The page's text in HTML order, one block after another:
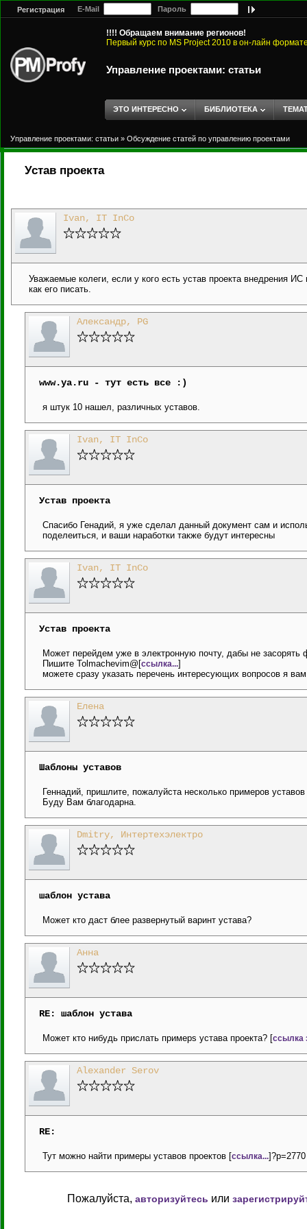
Регистрация E-Mail Пароль
!!!! Обращаем внимание регионов!
Первый курс по MS Project 2010 в он-лайн
Управление проектами: статьи
ЭТО ИНТЕРЕСНО БИБЛИОТЕКА
Управление проектами: статьи » Обсуждение статей по управлению проектами
Устав проекта
Ivan, IT InCo
Уважаемые колеги, если у кого есть устав проекта внедрения
как его писать.
Александр, PG
www.ya.ru - тут есть все :)
я штук 10 нашел, различных уставов.
Ivan, IT InCo
Устав проекта
Спасибо Генадий, я уже сделал данный документ сам и
поделеиться, и ваши наработки также будут интересны
Ivan, IT InCo
Устав проекта
Может перейдем уже в электронную почту, дабы не засорять
Пишите Tolmachevim@[ссылка...]
можете сразу указать перечень интересующих вопросов я
Елена
Шаблоны уставов
Геннадий, пришлите, пожалуйста несколько примеров
Буду Вам благодарна.
Dmitry, Интертехэлектро
шаблон устава
Может кто даст блее развернутый варинт устава?
Анна
RE: шаблон устава
Может кто нибудь прислать примерs устава проекта? [ссылка
Alexander Serov
RE:
Тут можно найти примеры уставов проектов [ссылка...
Пожалуйста, авторизуйтесь или